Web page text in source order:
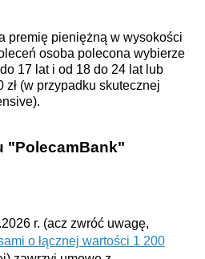
premię pieniężną w wysokości
osoba polecona wybierze
17 lat i od 18 do 24 lat lub
zł (w przypadku skutecznej
"PolecamBank"
r. (acz zwróć uwagę,
o łącznej wartości 1 200